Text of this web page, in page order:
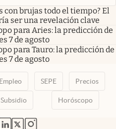
con brujas todo el tiempo? El
ser una revelación clave
para Aries: la predicción de
7 de agosto
para Tauro: la predicción de
7 de agosto
Empleo SEPE Precios
Subsidio Horóscopo
nueva pestaña
en nueva pestaña
abre en nueva pestaña
abre en nueva pestaña
abre en nueva pestaña